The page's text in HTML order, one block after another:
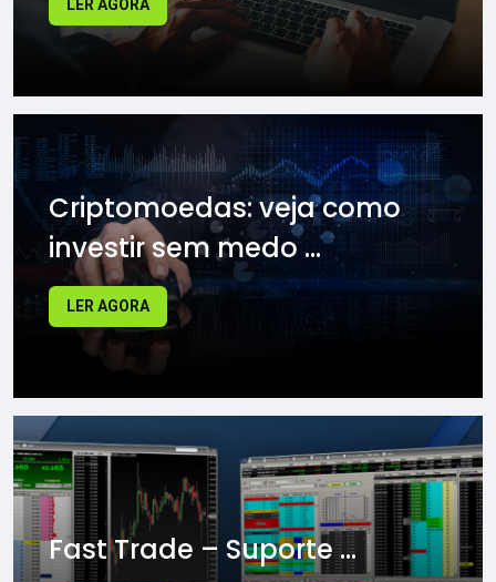
LER AGORA
Criptomoedas: veja como
investir sem medo ...
LER AGORA
Fast Trade – Suporte ...